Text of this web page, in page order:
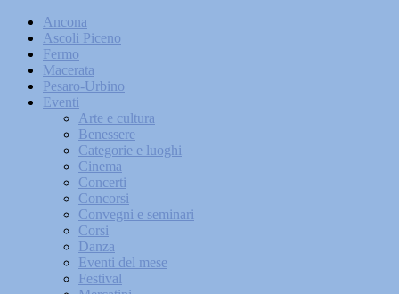
Ancona
Ascoli Piceno
Fermo
Macerata
Pesaro-Urbino
Eventi
Arte e cultura
Benessere
Categorie e luoghi
Cinema
Concerti
Concorsi
Convegni e seminari
Corsi
Danza
Eventi del mese
Festival